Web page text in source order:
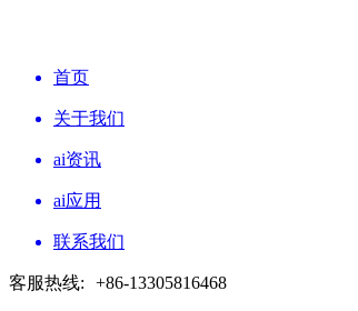
首页
关于我们
ai资讯
ai应用
联系我们
客服热线: +86-13305816468